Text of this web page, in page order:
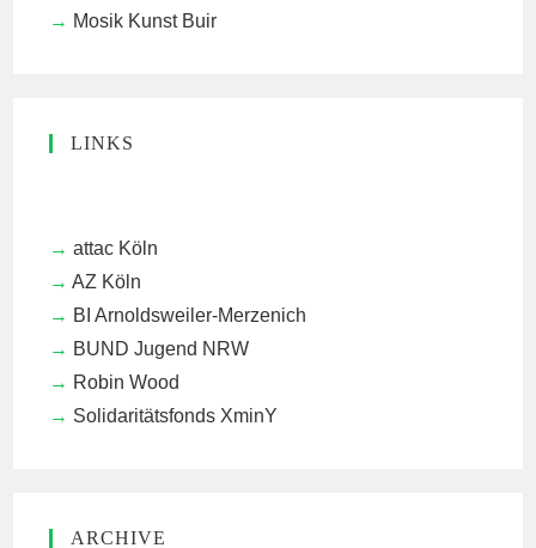
Mosik Kunst Buir
LINKS
attac Köln
AZ Köln
BI Arnoldsweiler-Merzenich
BUND Jugend NRW
Robin Wood
Solidaritätsfonds XminY
ARCHIVE